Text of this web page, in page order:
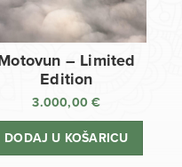
– Limited
Edition
3.000,00€
DODAJ U KOŠARICU